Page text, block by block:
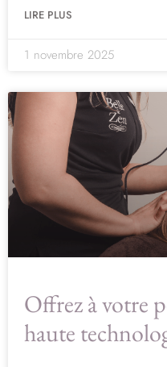
LIRE PLUS
1 novembre 2025
Offrez à votre
haute